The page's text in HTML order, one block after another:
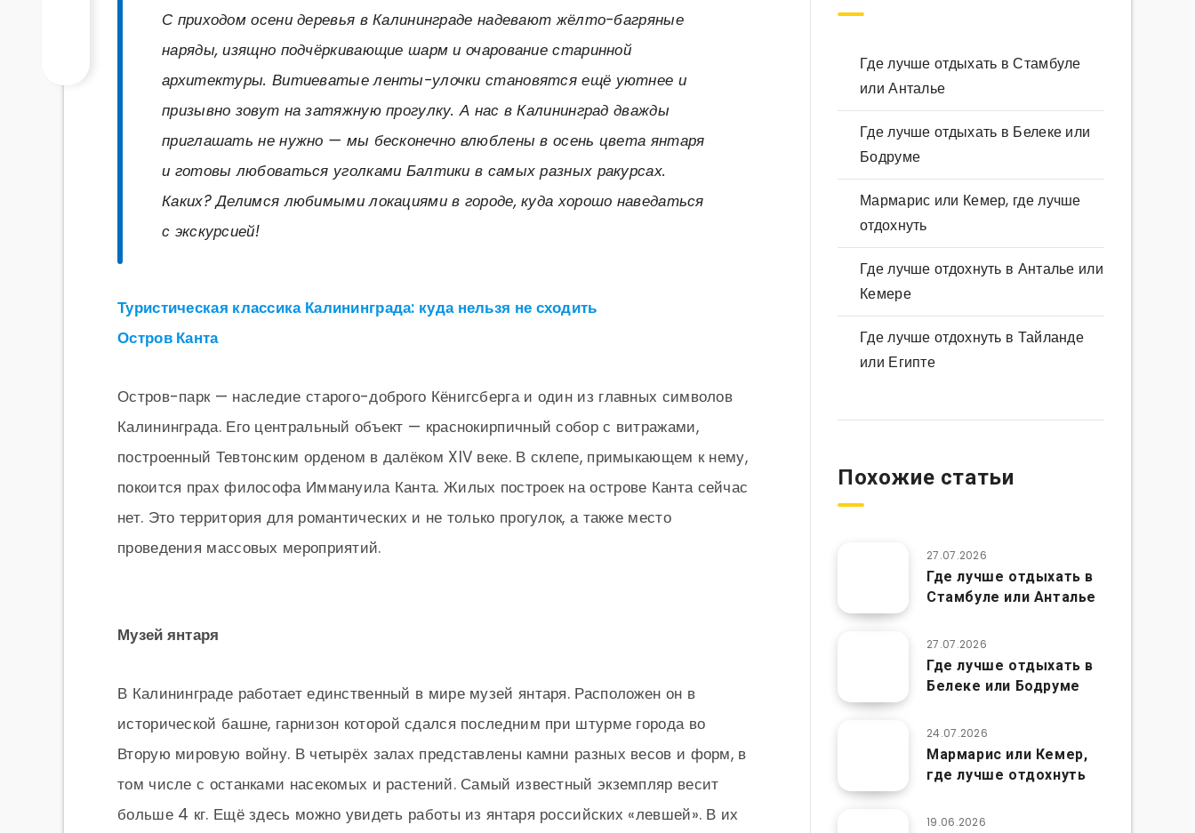
С приходом осени деревья в Калининграде надевают жёлто-багряные
наряды, изящно подчёркивающие шарм и очарование старинной
архитектуры. Витиеватые ленты-улочки становятся ещё уютнее и
призывно зовут на затяжную прогулку. А нас в Калининград дважды
приглашать не нужно — мы бесконечно влюблены в осень цвета янтаря
и готовы любоваться уголками Балтики в самых разных ракурсах.
Каких? Делимся любимыми локациями в городе, куда хорошо наведаться
с экскурсией!
Туристическая классика Калининграда: куда нельзя не сходить
Остров Канта
Остров-парк — наследие старого-доброго Кёнигсберга и один из главных символов
Калининграда. Его центральный объект — краснокирпичный собор с витражами,
построенный Тевтонским орденом в далёком XIV веке. В склепе, примыкающем к нему,
покоится прах философа Иммануила Канта. Жилых построек на острове Канта сейчас
нет. Это территория для романтических и не только прогулок, а также место
проведения массовых мероприятий.
Музей янтаря
В Калининграде работает единственный в мире музей янтаря. Расположен он в
исторической башне, гарнизон которой сдался последним при штурме города во
Вторую мировую войну. В четырёх залах представлены камни разных весов и форм, в
том числе с останками насекомых и растений. Самый известный экземпляр весит
больше 4 кг. Ещё здесь можно увидеть работы из янтаря российских «левшей». В их
Где лучше отдыхать в Стамбуле
или Анталье
Где лучше отдыхать в Белеке или
Бодруме
Мармарис или Кемер, где лучше
отдохнуть
Где лучше отдохнуть в Анталье или
Кемере
Где лучше отдохнуть в Тайланде
или Египте
Похожие статьи
27.07.2026
Где лучше отдыхать в
Стамбуле или Анталье
27.07.2026
Где лучше отдыхать в
Белеке или Бодруме
24.07.2026
Мармарис или Кемер,
где лучше отдохнуть
19.06.2026